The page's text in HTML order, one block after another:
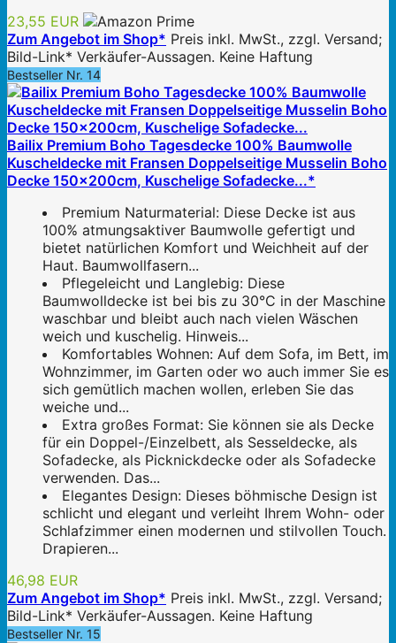
23,55 EUR
Zum Angebot im Shop* Preis inkl. MwSt., zzgl. Versand;
Bild-Link* Verkäufer-Aussagen. Keine Haftung
Bestseller Nr. 14
Bailix Premium Boho Tagesdecke 100% Baumwolle
Kuscheldecke mit Fransen Doppelseitige Musselin Boho
Decke 150x200cm, Kuschelige Sofadecke...*
Premium Naturmaterial: Diese Decke ist aus
100% atmungsaktiver Baumwolle gefertigt und
bietet natürlichen Komfort und Weichheit auf der
Haut. Baumwollfasern...
Pflegeleicht und Langlebig: Diese
Baumwolldecke ist bei bis zu 30°C in der Maschine
waschbar und bleibt auch nach vielen Wäschen
weich und kuschelig. Hinweis...
Komfortables Wohnen: Auf dem Sofa, im Bett, im
Wohnzimmer, im Garten oder wo auch immer Sie es
sich gemütlich machen wollen, erleben Sie das
weiche und...
Extra großes Format: Sie können sie als Decke
für ein Doppel-/Einzelbett, als Sesseldecke, als
Sofadecke, als Picknickdecke oder als Sofadecke
verwenden. Das...
Elegantes Design: Dieses böhmische Design ist
schlicht und elegant und verleiht Ihrem Wohn- oder
Schlafzimmer einen modernen und stilvollen Touch.
Drapieren...
46,98 EUR
Zum Angebot im Shop* Preis inkl. MwSt., zzgl. Versand;
Bild-Link* Verkäufer-Aussagen. Keine Haftung
Bestseller Nr. 15